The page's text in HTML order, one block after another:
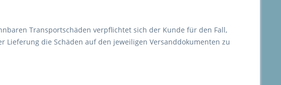
Transportschäden verpflichtet sich der Kunde für den Fall,
die Schäden auf den jeweiligen Versanddokumenten zu